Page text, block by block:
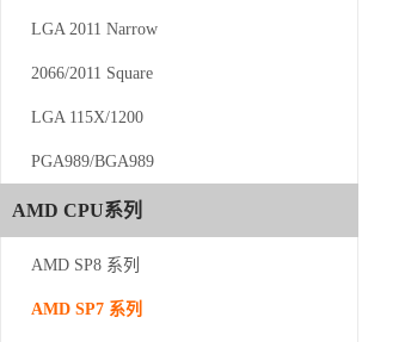
LGA 2011 Narrow
2066/2011 Square
LGA 115X/1200
PGA989/BGA989
AMD CPU系列
AMD SP8 系列
AMD SP7 系列
LGA 2011 Narrow
2066/2011 Square
LGA 115X/1200
PGA989/BGA989
AMD CPU系列
AMD SP8 系列
AMD SP7 系列